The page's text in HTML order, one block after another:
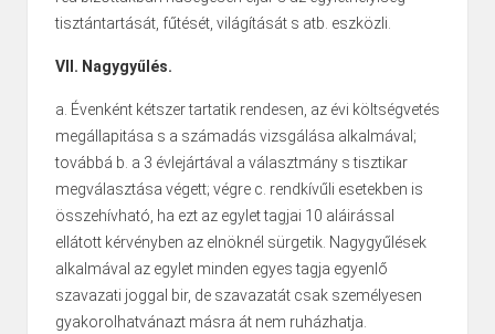
tisztántartását, fűtését, világítását s atb. eszközli.
VII. Nagygyűlés.
a. Évenként kétszer tartatik rendesen, az évi költségvetés
megállapitása s a számadás vizsgálása alkalmával;
továbbá b. a 3 évlejártával a választmány s tisztikar
megválasztása végett; végre c. rendkívűli esetekben is
összehívható, ha ezt az egylet tagjai 10 aláirással
ellátott kérvényben az elnöknél sürgetik. Nagygyűlések
alkalmával az egylet minden egyes tagja egyenlő
szavazati joggal bir, de szavazatát csak személyesen
gyakorolhatvánazt másra át nem ruházhatja.